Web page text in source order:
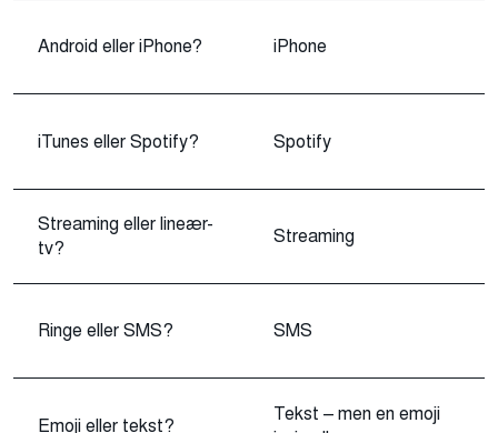
Android eller iPhone?
iTunes eller Spotify?
Streaming eller lineær-
tv?
Ringe eller SMS?
Emoji eller tekst?
iPhone
Spotify
Streaming
SMS
Tekst – men en emoji